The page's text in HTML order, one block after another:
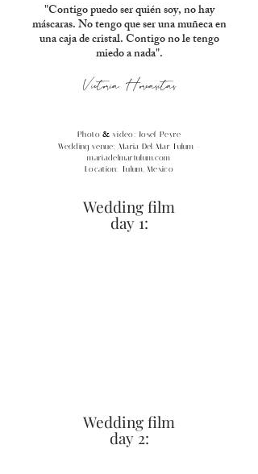
"Contigo puedo ser quién soy, no hay
máscaras. No tengo que ser una muñeca en
una caja de cristal. Contigo no le tengo
miedo a nada".
Victoria Horcasitas
Photo& video: Josef Peyre
Wedding venue: Maria Del Mar Tulum -
mariadelmartulum.com
Location: Tulum, Mexico
Wedding film
day 1:
Wedding film
day 2: